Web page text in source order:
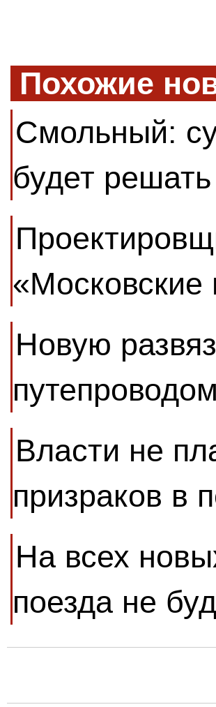
Похожие
Смольный:
будет
«Московские
Новую
Власти не
призраков в
На всех
поезда не